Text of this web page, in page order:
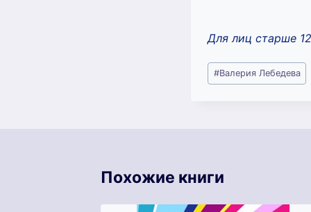
Для лиц старше
Метки
записи:
#Валерия Лебедева
Похожие книги